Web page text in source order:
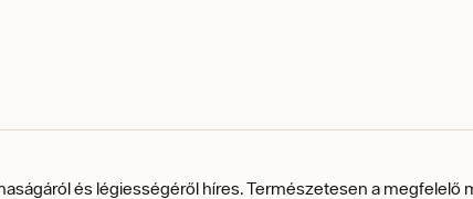
és légiességéről híres. Természetesen a